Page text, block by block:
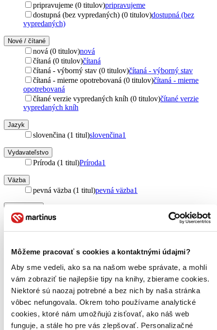
Môžeme pracovať s cookies a kontaktnými údajmi?
Aby sme vedeli, ako sa na našom webe správate, a mohli
vám zobraziť tie najlepšie tipy na knihy, zbierame cookies.
Niektoré sú naozaj potrebné a bez nich by naša stránka
vôbec nefungovala. Okrem toho používame analytické
cookies, ktoré nám umožňujú zisťovať, ako náš web
funguje, a stále ho pre vás zlepšovať. Personalizačné
pripravujeme (0 titulov)pripravujeme
dostupná (bez vypredaných) (0 titulov)dostupná (bez
vypredaných)
Nové / čítané
nová (0 titulov)nová
čítaná (0 titulov)čítaná
čítaná - výborný stav (0 titulov)čítaná - výborný stav
čítaná - mierne opotrebovaná (0 titulov)čítaná - mierne
opotrebovaná
čítané verzie vypredaných kníh (0 titulov)čítané verzie
vypredaných kníh
Jazyk
slovenčina (1 titul)slovenčina1
Vydavateľstvo
Príroda (1 titul)Príroda1
Väzba
pevná väzba (1 titul)pevná väzba1
Zoradiť
Bestsellery
Top hodnotené
Novinky
Najdrahšie
Najlacnejšie
Najvyššia zľava